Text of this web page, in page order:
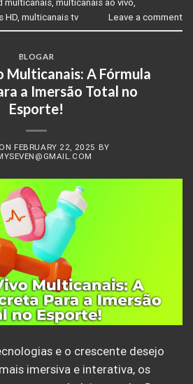
multicanais, multicanais ao vivo,
HD, multicanais tv Leave a comment
BLOGAR
Multicanais: A Fórmula
a Imersão Total no
Esporte!
FEBRUARY 22, 2025 BY
e o crescente desejo
imersiva e interativa, os